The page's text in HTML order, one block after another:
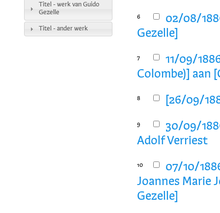
6
02/08/
Gezelle]
7
11/09/
Colombe)] aan
8 [26/09/
9
30/09/
Adolf Verriest
10
07/10/
Joannes Marie
Gezelle]
Titel - werk van Guido
Gezelle
Titel - ander werk